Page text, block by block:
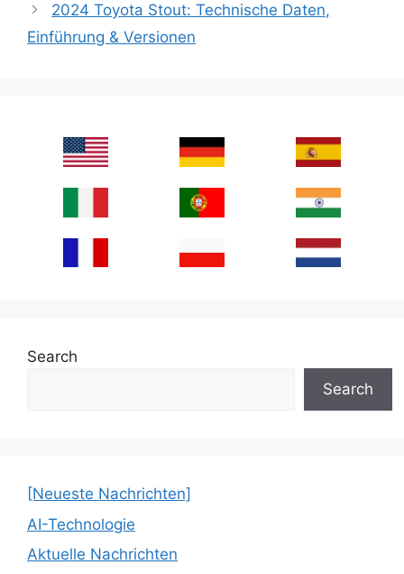
2024 Toyota Stout: Technische Daten,
Einführung & Versionen
Search
Search
[Neueste Nachrichten]
AI-Technologie
Aktuelle Nachrichten